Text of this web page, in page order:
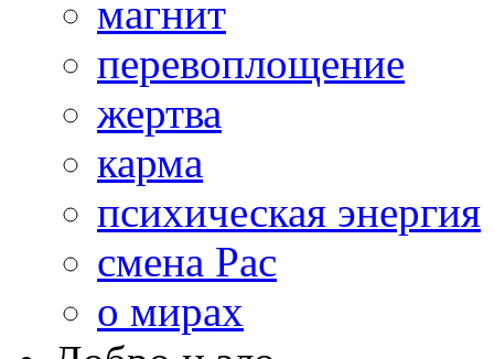
магнит
перевоплощение
жертва
карма
психическая энергия
смена Рас
о мирах